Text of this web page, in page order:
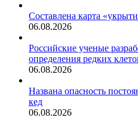
Составлена карта
06.08.2026
Российские ученые
определения редких
06.08.2026
Названа опасность
кед
06.08.2026